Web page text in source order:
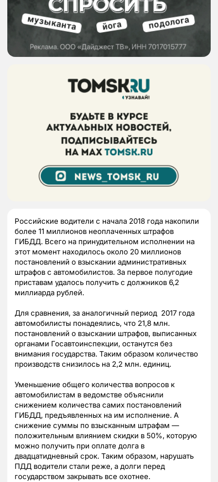
Российские водители с начала 2018 года накопили
более 11 миллионов неоплаченных штрафов
ГИБДД. Всего на принудительном исполнении на
этот момент находилось около 20 миллионов
постановлений о взыскании административных
штрафов с автомобилистов. За первое полугодие
приставам удалось получить с должников 6,2
миллиарда рублей.
Для сравнения, за аналогичный период 2017 года
автомобилисты понадеялись, что 21,8 млн.
постановлений о взыскании штрафов, выписанных
органами Госавтоинспекции, останутся без
внимания государства. Таким образом количество
производств снизилось на 2,2 млн. единиц.
Уменьшение общего количества вопросов к
автомобилистам в ведомстве объяснили
снижением количества самих постановлений
ГИБДД, предъявленных на им исполнение. А
снижение суммы по взысканным штрафам —
положительным влиянием скидки в 50%, которую
можно получить при оплате долга в
двадцатидневный срок. Таким образом, нарушать
ПДД водители стали реже, а долги перед
государством закрывать все охотнее.